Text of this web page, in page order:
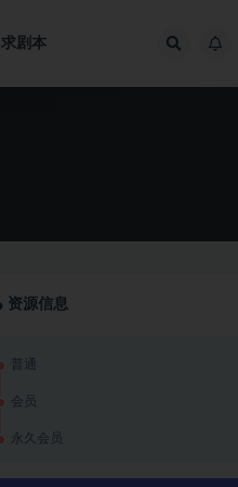
求剧本
资源信息
普通
会员
永久会员